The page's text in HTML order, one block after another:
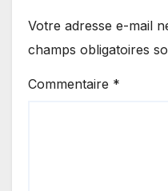
Votre adresse e-mail
champs obligatoires
Commentaire *